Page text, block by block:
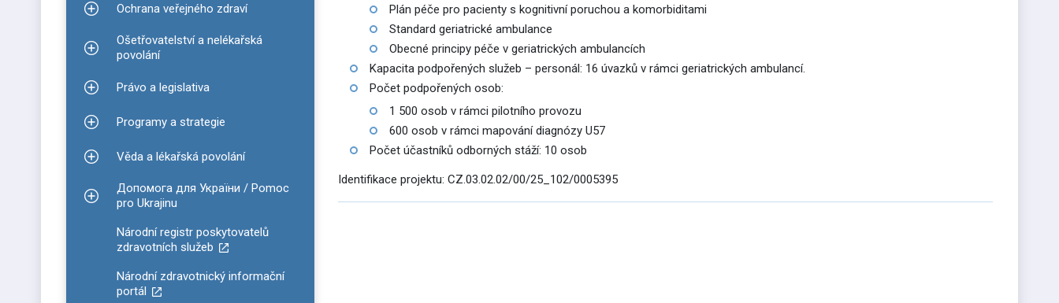
Zobrazit podmenu pro Ochrana veřejného zdraví
Ochrana veřejného zdraví
Zobrazit podmenu pro Ošetřovatelství a nelékařská povolání
Ošetřovatelství a nelékařská
povolání
Zobrazit podmenu pro Právo a legislativa
Právo a legislativa
Zobrazit podmenu pro Programy a strategie
Programy a strategie
Zobrazit podmenu pro Věda a lékařská povolání
Věda a lékařská povolání
Zobrazit podmenu pro Допомога для України / Pomoc pro Ukrajinu
Допомога для України / Pomoc
pro Ukrajinu
Národní registr poskytovatelů
zdravotních služeb
Národní zdravotnický informační
portál
Plán péče pro pacienty s kognitivní poruchou a komorbiditami
Standard geriatrické ambulance
Obecné principy péče v geriatrických ambulancích
Kapacita podpořených služeb – personál: 16 úvazků v rámci geriatrických ambulancí.
Počet podpořených osob:
1 500 osob v rámci pilotního provozu
600 osob v rámci mapování diagnózy U57
Počet účastníků odborných stáží: 10 osob
Identifikace projektu: CZ.03.02.02/00/25_102/0005395